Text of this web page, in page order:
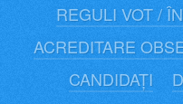
REGULI VOT /
ACREDITARE
CANDIDAȚI